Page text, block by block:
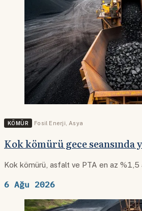
KÖMÜR Fosil Enerji Asya
Kok kömürü gece seansında
Kok kömürü, asfalt ve PTA en az %1,5
6 Ağu 2026